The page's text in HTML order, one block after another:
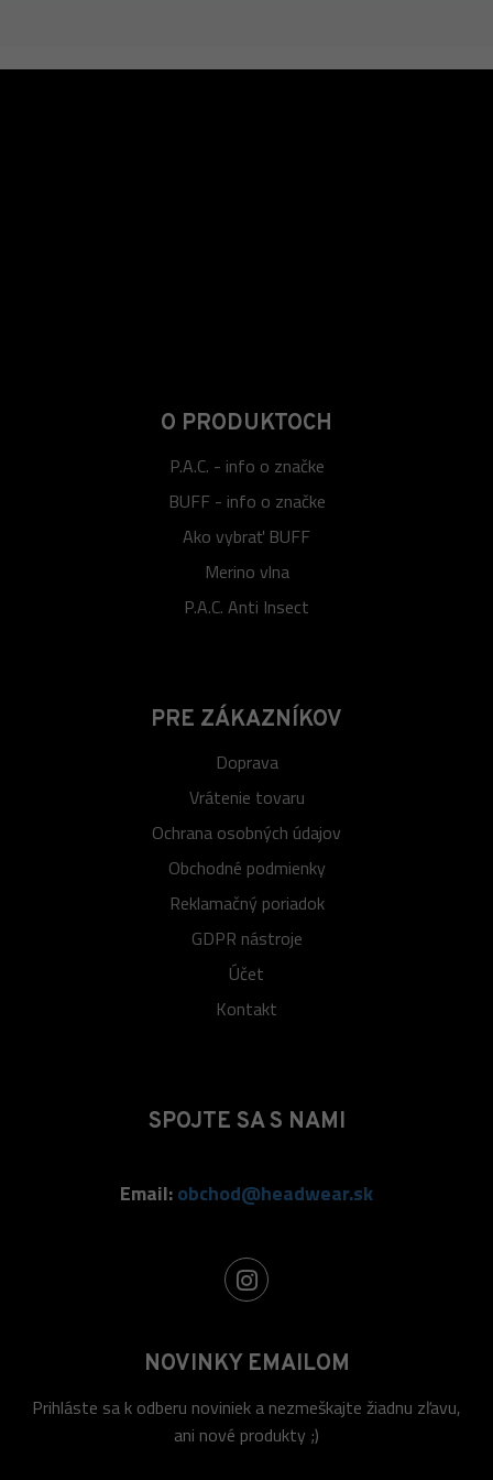
O PRODUKTOCH
P.A.C. - info o značke
BUFF - info o značke
Ako vybrať BUFF
Merino vlna
P.A.C. Anti Insect
PRE ZÁKAZNÍKOV
Doprava
Vrátenie tovaru
Ochrana osobných údajov
Obchodné podmienky
Reklamačný poriadok
GDPR nástroje
Účet
Kontakt
SPOJTE SA S NAMI
Email:obchod@headwear.sk
NOVINKY EMAILOM
Prihláste sa k odberu noviniek a nezmeškajte žiadnu zľavu,
ani nové produkty ;)